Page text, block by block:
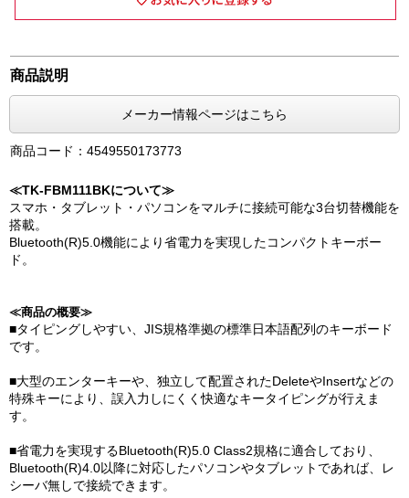
商品説明
メーカー情報ページはこちら
商品コード：4549550173773
≪TK-FBM111BKについて≫
スマホ・タブレット・パソコンをマルチに接続可能な3台切替機能を
搭載。
Bluetooth(R)5.0機能により省電力を実現したコンパクトキーボー
ド。
≪商品の概要≫
■タイピングしやすい、JIS規格準拠の標準日本語配列のキーボード
です。
■大型のエンターキーや、独立して配置されたDeleteやInsertなどの
特殊キーにより、誤入力しにくく快適なキータイピングが行えま
す。
■省電力を実現するBluetooth(R)5.0 Class2規格に適合しており、
Bluetooth(R)4.0以降に対応したパソコンやタブレットであれば、レ
シーバ無しで接続できます。